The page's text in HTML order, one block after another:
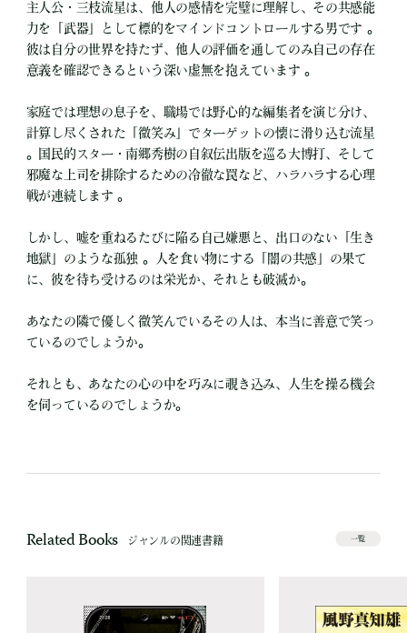
主人公・三枝流星は、他人の感情を完璧に理解し、その共感能
力を「武器」として標的をマインドコントロールする男です 。
彼は自分の世界を持たず、他人の評価を通してのみ自己の存在
意義を確認できるという深い虚無を抱えています 。
家庭では理想の息子を、職場では野心的な編集者を演じ分け、
計算し尽くされた「微笑み」でターゲットの懐に滑り込む流星
。国民的スター・南郷秀樹の自叙伝出版を巡る大博打、そして
邪魔な上司を排除するための冷徹な罠など、ハラハラする心理
戦が連続します 。
しかし、嘘を重ねるたびに陥る自己嫌悪と、出口のない「生き
地獄」のような孤独 。人を食い物にする「闇の共感」の果て
に、彼を待ち受けるのは栄光か、それとも破滅か。
あなたの隣で優しく微笑んでいるその人は、本当に善意で笑っ
ているのでしょうか。
それとも、あなたの心の中を巧みに覗き込み、人生を操る機会
を伺っているのでしょうか。
Related Books ジャンルの関連書籍 一覧